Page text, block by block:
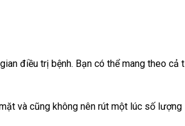
điều trị bệnh. Bạn có thể mang theo cả
và cũng không nên rút một lúc số lượng